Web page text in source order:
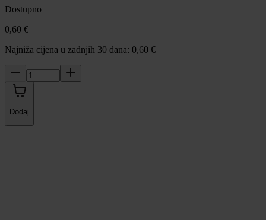
Dostupno
0,60 €
Najniža cijena u zadnjih 30 dana: 0,60 €
Dodaj